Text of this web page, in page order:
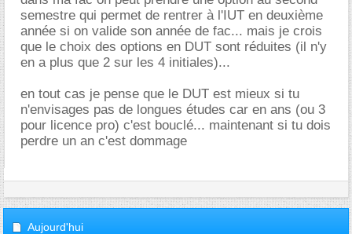
semestre qui permet de rentrer à l'IUT en deuxième
année si on valide son année de fac... mais je crois
que le choix des options en DUT sont réduites (il n'y
en a plus que 2 sur les 4 initiales)...
en tout cas je pense que le DUT est mieux si tu
n'envisages pas de longues études car en ans (ou 3
pour licence pro) c'est bouclé... maintenant si tu dois
perdre un an c'est dommage
Aujourd'hui